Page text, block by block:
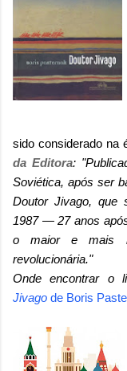
sido considerado na
da Editora:
Soviética, após ser
Doutor Jivago, que
1987 — 27 anos
o maior e mais
revolucionária."
Onde encontrar o
Jivago de Boris